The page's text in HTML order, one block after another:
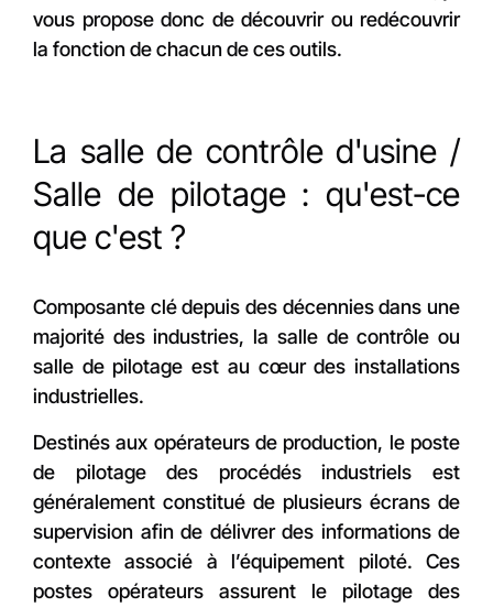
vous propose donc de découvrir ou redécouvrir
la fonction de chacun de ces outils.
La salle de contrôle d'usine /
Salle de pilotage : qu'est-ce
que c'est ?
Composante clé depuis des décennies dans une
majorité des industries, la salle de contrôle ou
salle de pilotage est au cœur des installations
industrielles.
Destinés aux opérateurs de production, le poste
de pilotage des procédés industriels est
généralement constitué de plusieurs écrans de
supervision afin de délivrer des informations de
contexte associé à l’équipement piloté. Ces
postes opérateurs assurent le pilotage des